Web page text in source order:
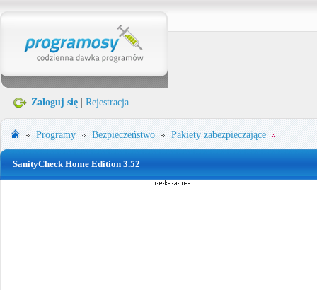
Zaloguj się Rejestracja
Programy Bezpieczeństwo Pakiety zabezpieczające
SanityCheck Home Edition 3.52